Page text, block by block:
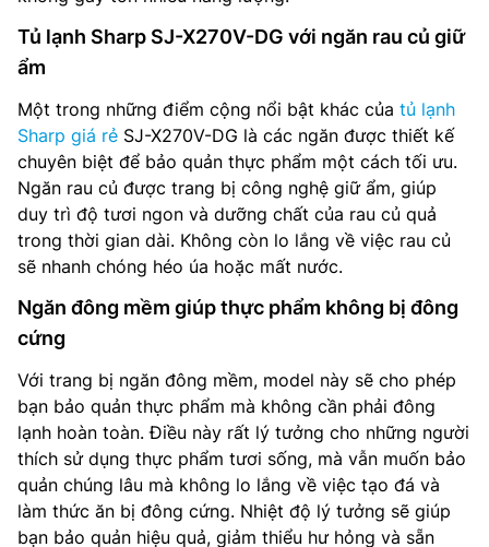
Tủ lạnh Sharp SJ-X270V-DG với ngăn rau củ giữ
ẩm
Một trong những điểm cộng nổi bật khác của tủ lạnh
Sharp giá rẻ SJ-X270V-DG là các ngăn được thiết kế
chuyên biệt để bảo quản thực phẩm một cách tối ưu.
Ngăn rau củ được trang bị công nghệ giữ ẩm, giúp
duy trì độ tươi ngon và dưỡng chất của rau củ quả
trong thời gian dài. Không còn lo lắng về việc rau củ
sẽ nhanh chóng héo úa hoặc mất nước.
Ngăn đông mềm giúp thực phẩm không bị đông
cứng
Với trang bị ngăn đông mềm, model này sẽ cho phép
bạn bảo quản thực phẩm mà không cần phải đông
lạnh hoàn toàn. Điều này rất lý tưởng cho những người
thích sử dụng thực phẩm tươi sống, mà vẫn muốn bảo
quản chúng lâu mà không lo lắng về việc tạo đá và
làm thức ăn bị đông cứng. Nhiệt độ lý tưởng sẽ giúp
bạn bảo quản hiệu quả, giảm thiểu hư hỏng và sẵn